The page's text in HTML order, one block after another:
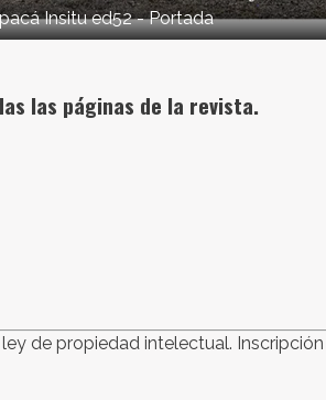
Insitu ed52 - Portada
las páginas de la revista.
de propiedad intelectual.